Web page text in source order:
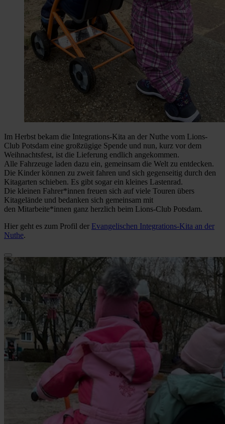
Im Herbst bekam die Integrations-Kita an der Nuthe vom Lions-
Club Potsdam eine großzügige Spende und nun, kurz vor dem
Weihnachtsfest, ist die Lieferung endlich angekommen.
Alle Fahrzeuge laden dazu ein, gemeinsam die Welt zu entdecken.
Die Kinder können zu zweit fahren und sich gegenseitig durch den
Kitagarten schieben. Es gibt sogar ein kleines Lastenrad.
Die kleinen Fahrer*innen freuen sich auf viele Touren übers
Kitagelände und bedanken sich gemeinsam mit
den Mitarbeite*innen ganz herzlich beim Lions-Club Potsdam.
Hier geht es zum Profil der Evangelischen Integrations-Kita an der
Nuthe.